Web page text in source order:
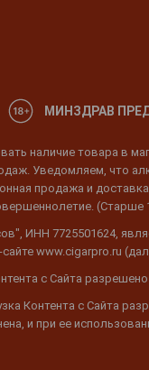
МИНЗДРАВ
наличие товара в
Уведомляем, что
продажа и
(Старше
ИНН 7725501624,
www.cigarpro.ru
с Сайта
Контента с Сайта
и при ее